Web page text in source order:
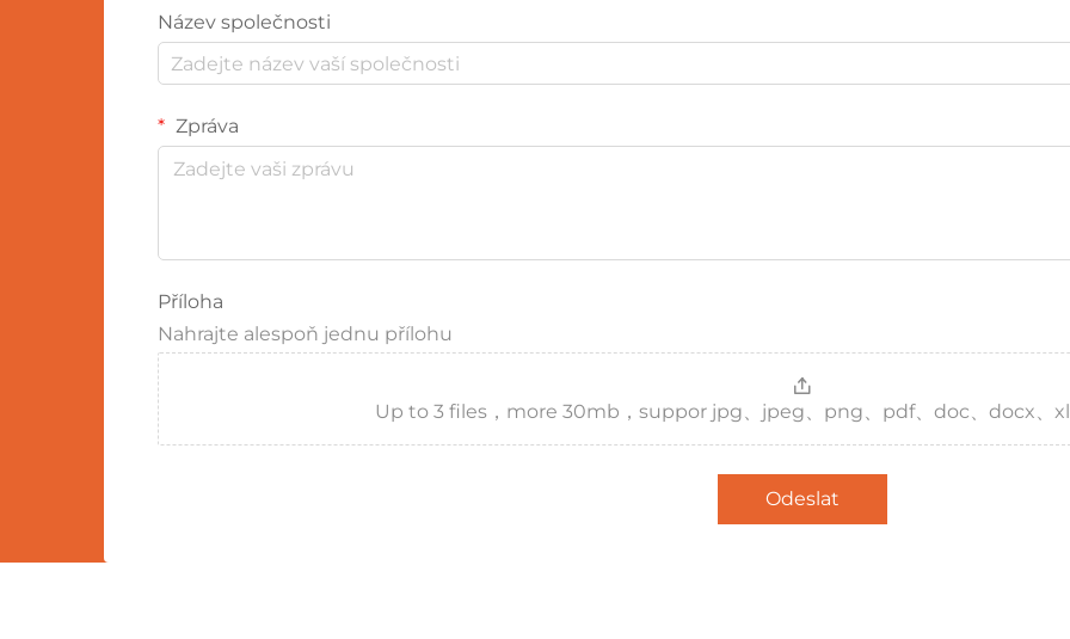
Název společnosti
Zpráva
Příloha
Nahrajte alespoň jednu přílohu
Up to 3 files，more 30mb，suppor jpg、jpeg、png、pdf、doc、docx、
Odeslat